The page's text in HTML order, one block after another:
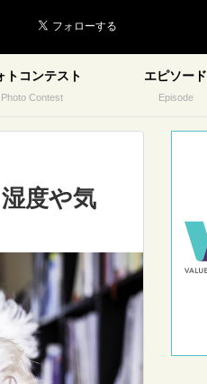
トコンテスト
Photo Contest
エピソード
Episode
度や気